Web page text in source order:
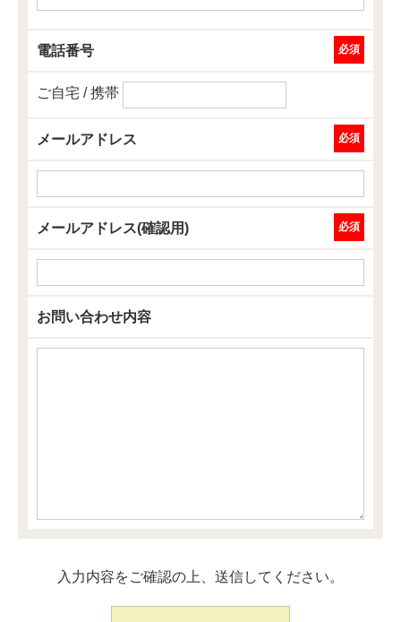
電話番号 必須
ご自宅 / 携帯
メールアドレス 必須
メールアドレス(確認用) 必須
お問い合わせ内容
入力内容をご確認の上、送信してください。